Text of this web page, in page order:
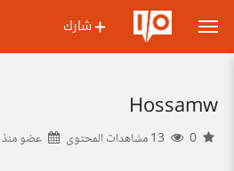
شارك
Hossamw
عضو منذ